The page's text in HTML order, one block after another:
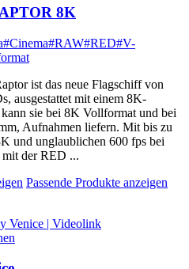
8K
#Cinema#RAW#RED#V-
ist das neue Flagschiff von
ausgestattet mit einem 8K-
sie bei 8K Vollformat und bei
Aufnahmen liefern. Mit bis zu
und unglaublichen 600 fps bei
mit der RED ...
Passende Produkte anzeigen